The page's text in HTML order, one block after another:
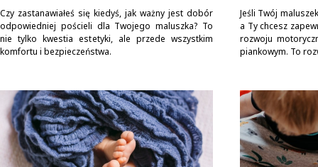
Czy zastanawiałeś się kiedyś, jak ważny jest dobór
odpowiedniej pościeli dla Twojego maluszka? To
nie tylko kwestia estetyki, ale przede wszystkim
komfortu i bezpieczeństwa.
Jeśli Twój
a Ty chcesz
rozwoju
piankowym. To